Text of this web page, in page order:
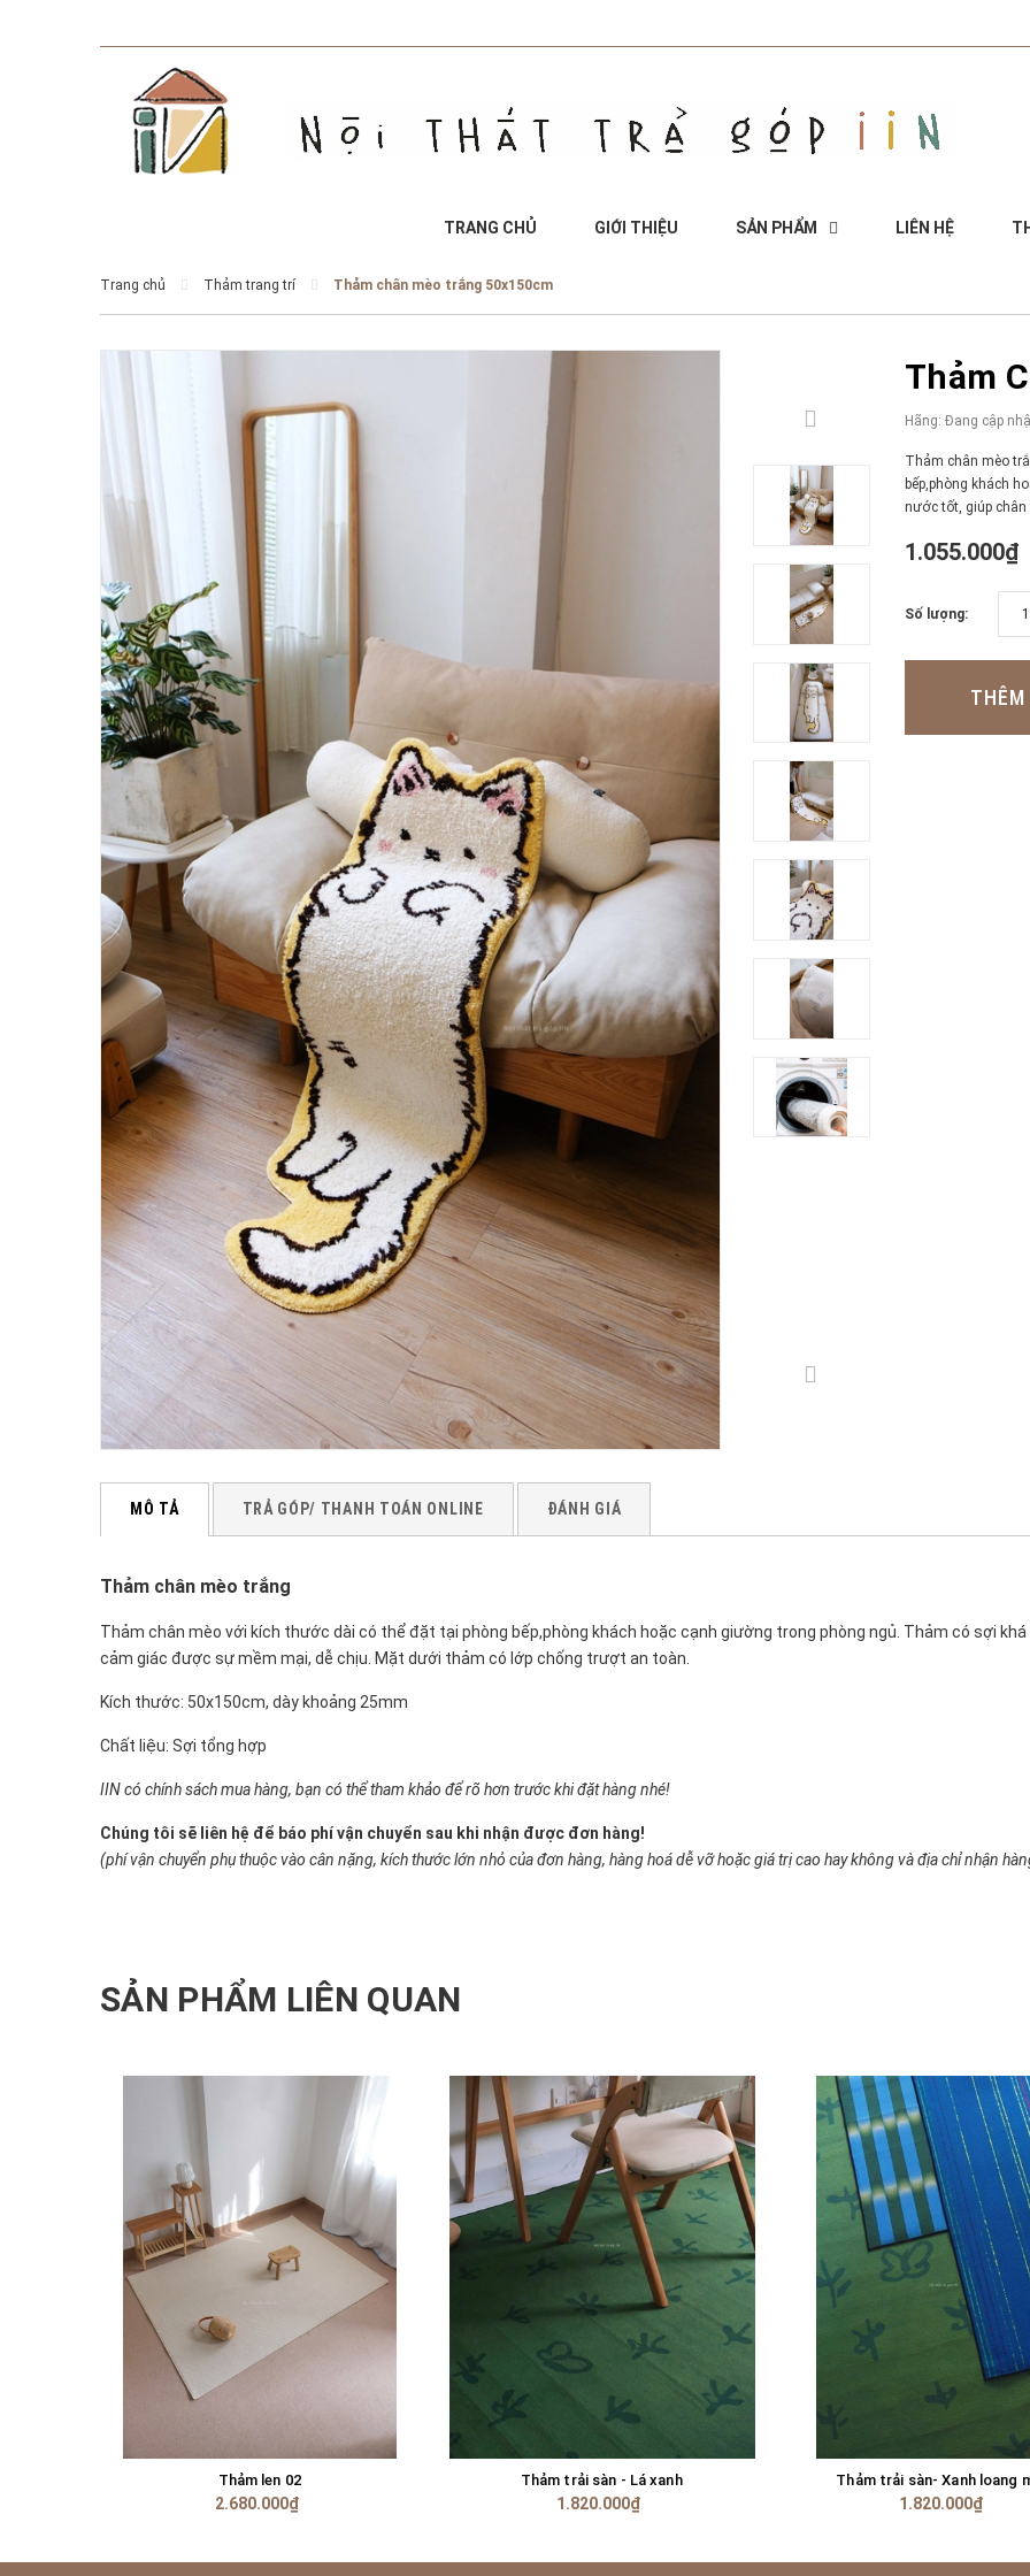
TRANG CHỦ GIỚI THIỆU SẢN PHẨM LIÊN HỆ
Trang chủ Thảm trang trí Thảm chân mèo trắng 50x150cm
Thảm
Hãng: Đang cập
Thảm chân mèo
bếp,phòng khách
nước tốt, giúp chân
1.055.000₫
Số lượng:
THÊM
MÔ TẢ TRẢ GÓP/ THANH TOÁN ONLINE ĐÁNH GIÁ
Thảm chân mèo trắng
Thảm chân mèo với kích thước dài có thể đặt tại phòng bếp,phòng khách hoặc cạnh giường trong phòng ngủ. Thảm có sợi
cảm giác được sự mềm mại, dễ chịu. Mặt dưới thảm có lớp chống trượt an toàn.
Kích thước: 50x150cm, dày khoảng 25mm
Chất liệu: Sợi tổng hợp
IIN có chính sách mua hàng, bạn có thể tham khảo để rõ hơn trước khi đặt hàng nhé!
Chúng tôi sẽ liên hệ để báo phí vận chuyển sau khi nhận được đơn hàng!
(phí vận chuyển phụ thuộc vào cân nặng, kích thước lớn nhỏ của đơn hàng, hàng hoá dễ vỡ hoặc giá trị cao hay không và địa chỉ nhận
SẢN PHẨM LIÊN QUAN
TÙY CHỌN
Thảm len 02
2.680.000₫
GIỎ HÀNG
Thảm trải sàn - Lá xanh
1.820.000₫
GIỎ HÀNG
Thảm trải sàn- Xanh loang
1.820.000₫